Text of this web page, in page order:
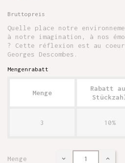
Bruttopreis
Quelle place notre
à notre imagination, à nos
? Cette réflexion est au coeur
Georges Descombes.
Mengenrabatt
Menge
Rabatt
3 10%
Menge